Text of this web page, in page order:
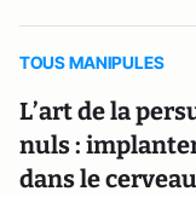
TOUS MANIPULES
L’art de la
nuls :
dans le